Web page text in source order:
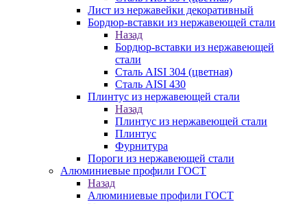
Лист из нержавейки декоративный
Бордюр-вставки из нержавеющей стали
Назад
Бордюр-вставки из нержавеющей
стали
Сталь AISI 304 (цветная)
Сталь AISI 430
Плинтус из нержавеющей стали
Назад
Плинтус из нержавеющей стали
Плинтус
Фурнитура
Пороги из нержавеющей стали
Алюминиевые профили ГОСТ
Назад
Алюминиевые профили ГОСТ